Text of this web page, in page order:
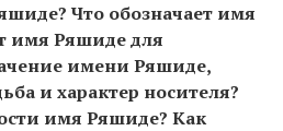
Что обозначает имя
имя Ряшиде для
имени Ряшиде,
и характер носителя?
имя Ряшиде? Как